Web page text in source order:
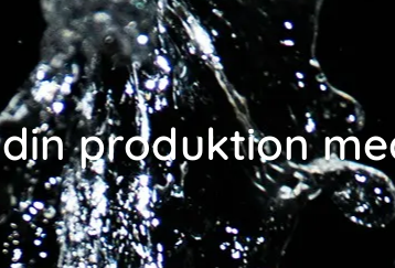
os
produktion